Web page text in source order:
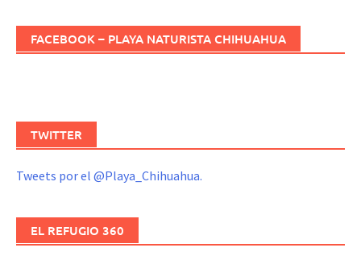
FACEBOOK – PLAYA NATURISTA CHIHUAHUA
TWITTER
Tweets por el @Playa_Chihuahua.
EL REFUGIO 360